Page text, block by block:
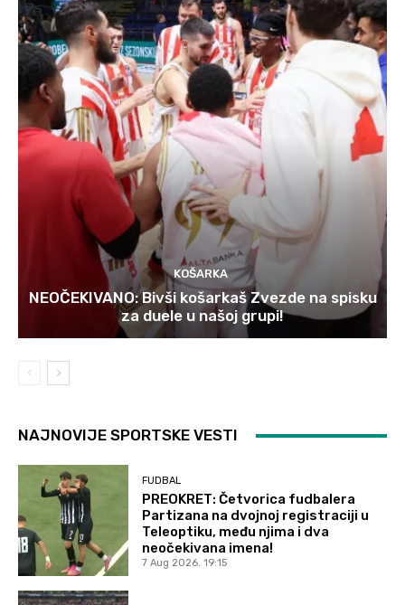
KOŠARKA
NEOČEKIVANO: Bivši košarkaš Zvezde na spisku
za duele u našoj grupi!
NAJNOVIJE SPORTSKE VESTI
FUDBAL
PREOKRET: Četvorica fudbalera
Partizana na dvojnoj registraciji u
Teleoptiku, među njima i dva
neočekivana imena!
7 Aug 2026. 19:15